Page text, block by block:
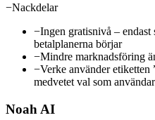
−Nackdelar
−Ingen gratisnivå –
betalplanerna börjar
−Mindre marknadsföring
−Verke använder
medvetet val som
Noah AI